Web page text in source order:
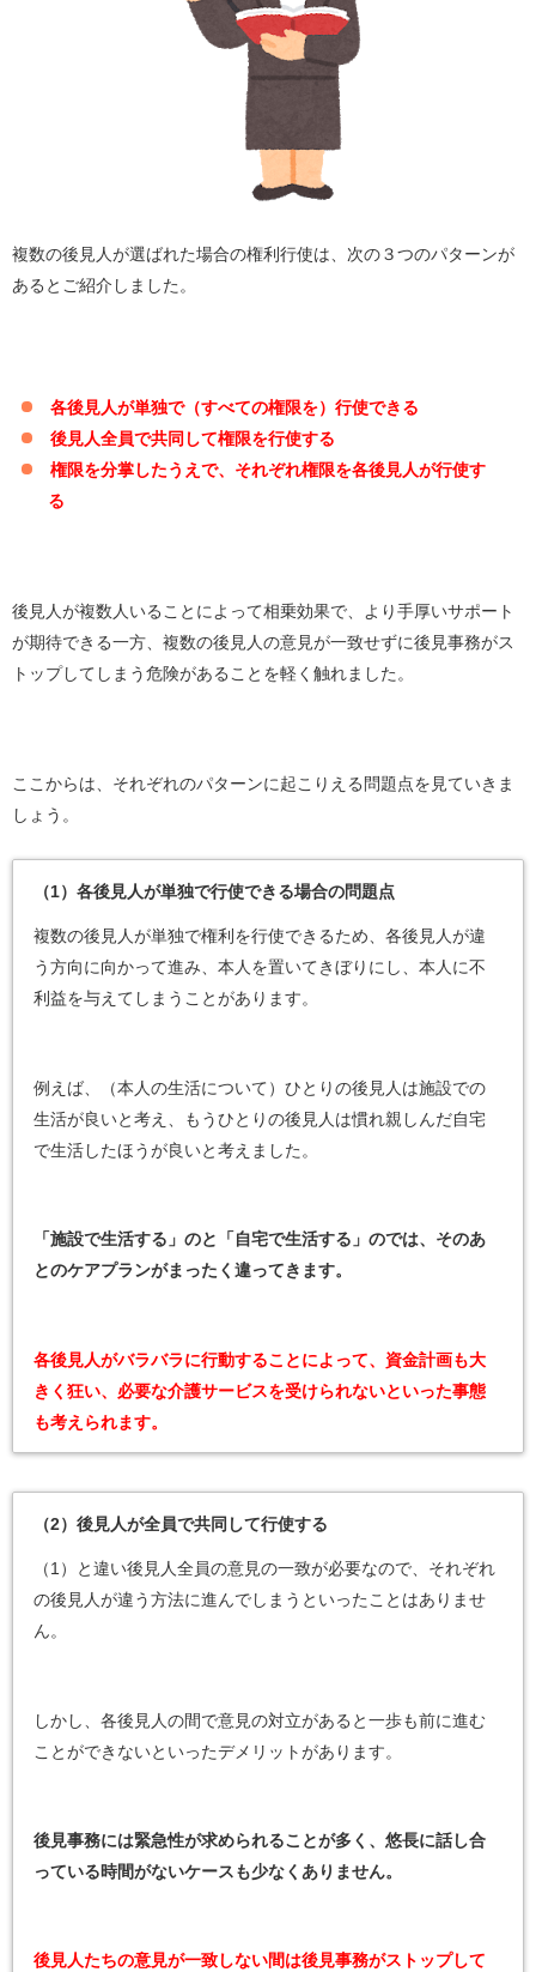
複数の後見人が選ばれた場合の権利行使は、次の３つのパターンが
あるとご紹介しました。
各後見人が単独で（すべての権限を）行使できる
後見人全員で共同して権限を行使する
権限を分掌したうえで、それぞれ権限を各後見人が行使す
る
後見人が複数人いることによって相乗効果で、より手厚いサポート
が期待できる一方、複数の後見人の意見が一致せずに後見事務がス
トップしてしまう危険があることを軽く触れました。
ここからは、それぞれのパターンに起こりえる問題点を見ていきま
しょう。
（1）各後見人が単独で行使できる場合の問題点
複数の後見人が単独で権利を行使できるため、各後見人が違
う方向に向かって進み、本人を置いてきぼりにし、本人に不
利益を与えてしまうことがあります。
例えば、（本人の生活について）ひとりの後見人は施設での
生活が良いと考え、もうひとりの後見人は慣れ親しんだ自宅
で生活したほうが良いと考えました。
「施設で生活する」のと「自宅で生活する」のでは、そのあ
とのケアプランがまったく違ってきます。
各後見人がバラバラに行動することによって、資金計画も大
きく狂い、必要な介護サービスを受けられないといった事態
も考えられます。
（2）後見人が全員で共同して行使する
（1）と違い後見人全員の意見の一致が必要なので、それぞれ
の後見人が違う方法に進んでしまうといったことはありませ
ん。
しかし、各後見人の間で意見の対立があると一歩も前に進む
ことができないといったデメリットがあります。
後見事務には緊急性が求められることが多く、悠長に話し合
っている時間がないケースも少なくありません。
後見人たちの意見が一致しない間は後見事務がストップして